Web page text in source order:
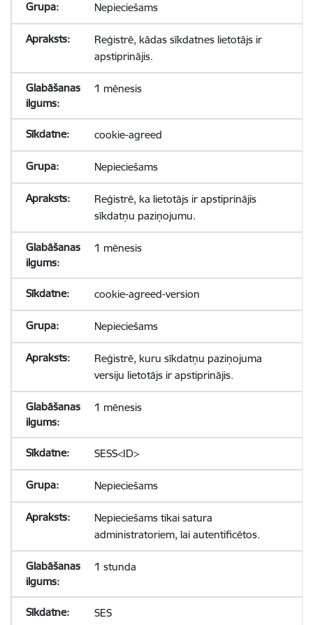
Nepieciešams
Reģistrē, kādas sīkdatnes lietotājs ir
apstiprinājis.
1 mēnesis
cookie-agreed
Nepieciešams
Reģistrē, ka lietotājs ir apstiprinājis
sīkdatņu paziņojumu.
1 mēnesis
cookie-agreed-version
Nepieciešams
Reģistrē, kuru sīkdatņu paziņojuma
versiju lietotājs ir apstiprinājis.
1 mēnesis
SESS<ID>
Nepieciešams
Nepieciešams tikai satura
administratoriem, lai autentificētos.
1 stunda
SES